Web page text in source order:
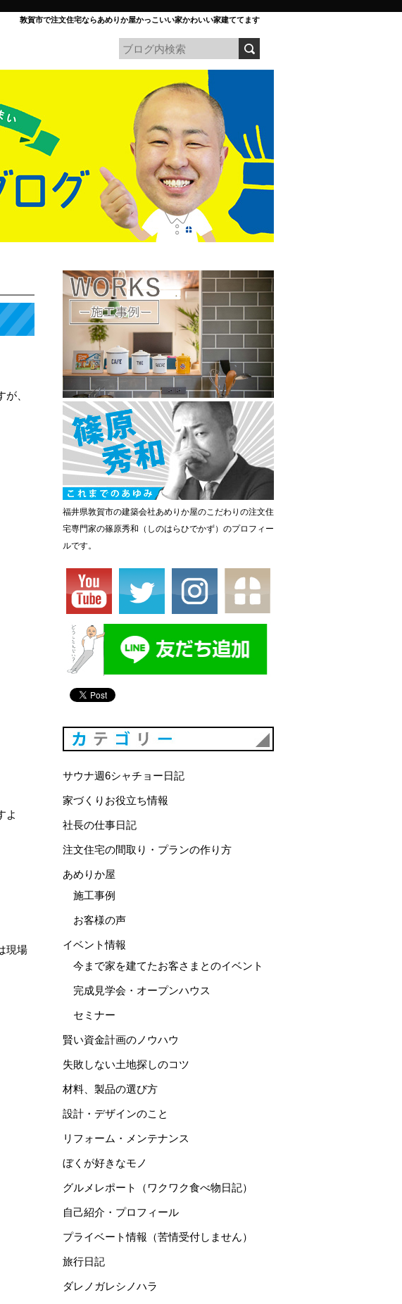
敦賀市で注文住宅ならあめりか屋かっこいい家かわいい家建ててます
、
よ
現場
福井県敦賀市の建築会社あめりか屋のこだわりの注文住
宅専門家の篠原秀和（しのはらひでかず）のプロフィー
ルです。
サウナ週6シャチョー日記
家づくりお役立ち情報
社長の仕事日記
注文住宅の間取り・プランの作り方
あめりか屋
施工事例
お客様の声
イベント情報
今まで家を建てたお客さまとのイベント
完成見学会・オープンハウス
セミナー
賢い資金計画のノウハウ
失敗しない土地探しのコツ
材料、製品の選び方
設計・デザインのこと
リフォーム・メンテナンス
ぼくが好きなモノ
グルメレポート（ワクワク食べ物日記）
自己紹介・プロフィール
プライベート情報（苦情受付しません）
旅行日記
ダレノガレシノハラ